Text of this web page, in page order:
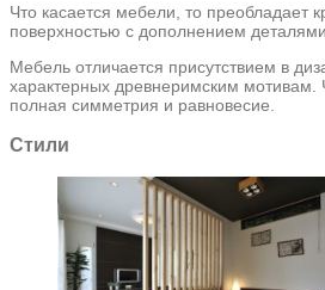
Что касается мебели, то преобладает
поверхностью с дополнением
Мебель отличается присутствием в
характерных древнеримским мотивам.
полная симметрия и равновесие.
Стили